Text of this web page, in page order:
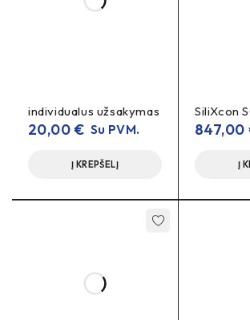
individualus užsakymas
20,00€ Su PVM.
Į KREPŠELĮ
SiliXcon
847,00
Į